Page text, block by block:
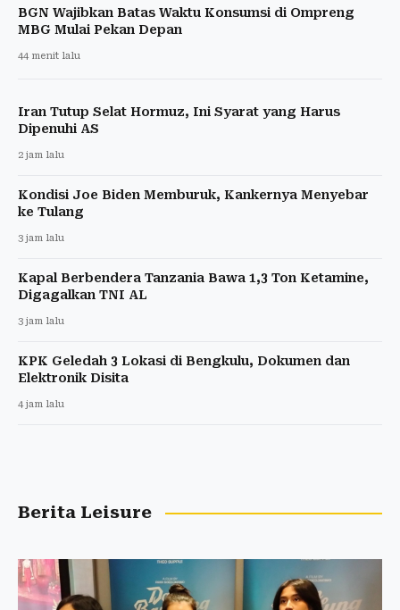
BGN Wajibkan Batas Waktu Konsumsi di Ompreng
MBG Mulai Pekan Depan
44 menit lalu
Iran Tutup Selat Hormuz, Ini Syarat yang Harus
Dipenuhi AS
2 jam lalu
Kondisi Joe Biden Memburuk, Kankernya Menyebar
ke Tulang
3 jam lalu
Kapal Berbendera Tanzania Bawa 1,3 Ton Ketamine,
Digagalkan TNI AL
3 jam lalu
KPK Geledah 3 Lokasi di Bengkulu, Dokumen dan
Elektronik Disita
4 jam lalu
Berita Leisure